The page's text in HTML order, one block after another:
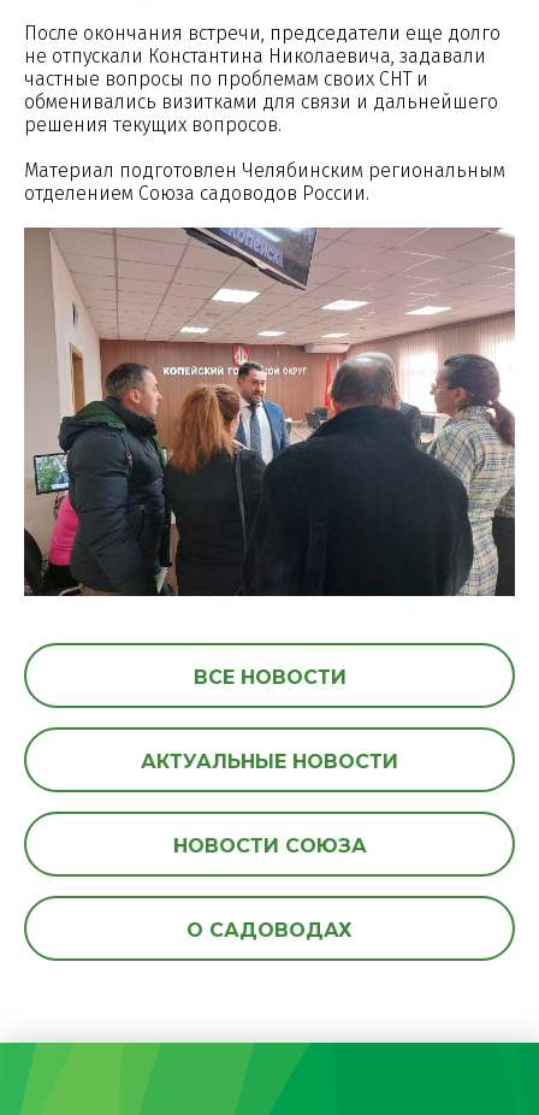
После окончания встречи, председатели еще долго
не отпускали Константина Николаевича, задавали
частные вопросы по проблемам своих СНТ и
обменивались визитками для связи и дальнейшего
решения текущих вопросов.
Материал подготовлен Челябинским региональным
отделением Союза садоводов России.
ВСЕ НОВОСТИ
АКТУАЛЬНЫЕ НОВОСТИ
НОВОСТИ СОЮЗА
О САДОВОДАХ